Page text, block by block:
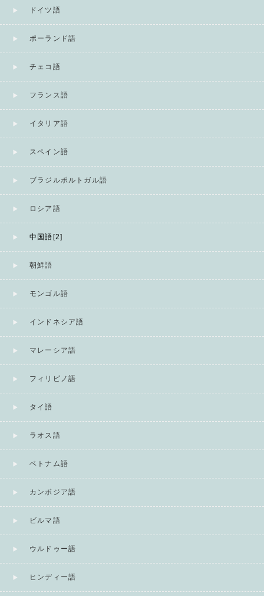
ドイツ語
ポーランド語
チェコ語
フランス語
イタリア語
スペイン語
ブラジルポルトガル語
ロシア語
中国語[2]
朝鮮語
モンゴル語
インドネシア語
マレーシア語
フィリピノ語
タイ語
ラオス語
ベトナム語
カンボジア語
ビルマ語
ウルドゥー語
ヒンディー語